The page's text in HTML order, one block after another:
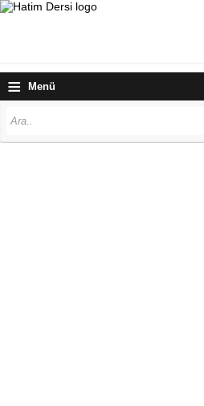
≡ Menü